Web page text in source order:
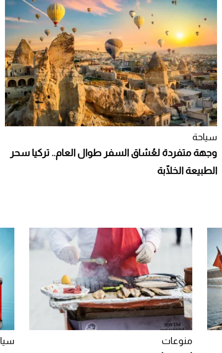
سياحة
وجهة متفردة لعُشاق السفر طوال العام.. تركيا سحر
الطبيعة الخلّابة
منوعات